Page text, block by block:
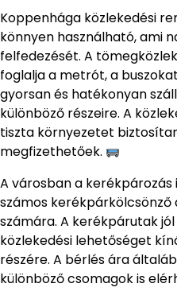
Koppenhága közlekedési
könnyen használható, ami
felfedezését. A
foglalja a metrót, a
gyorsan és hatékonyan
különböző részeire. A
tiszta környezetet
megfizethetőek.
A városban a kerékpározás
számos
számára. A kerékpárutak
közlekedési lehetőséget
részére. A bérlés ára
különböző csomagok is